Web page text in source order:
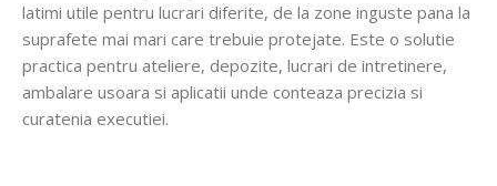
latimi utile pentru lucrari diferite, de la zone inguste pana la
suprafete mai mari care trebuie protejate. Este o solutie
practica pentru ateliere, depozite, lucrari de intretinere,
ambalare usoara si aplicatii unde conteaza precizia si
curatenia executiei.